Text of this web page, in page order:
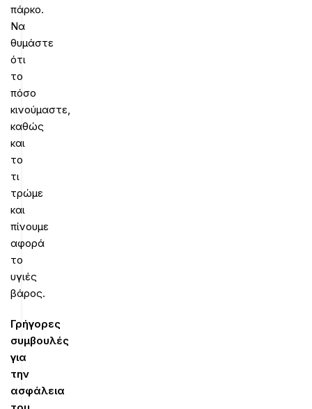
πάρκο.
Να
θυμάστε
ότι
το
πόσο
κινούμαστε,
καθώς
και
το
τι
τρώμε
και
πίνουμε
αφορά
το
υγιές
βάρος.
Γρήγορες
συμβουλές
για
την
ασφάλεια